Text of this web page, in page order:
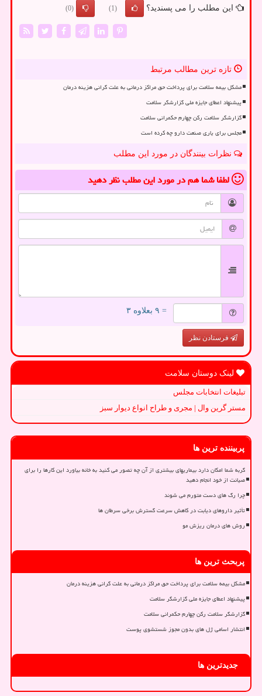
این مطلب را می پسندید؟ (1)
(0)
تازه ترین مطالب مرتبط
مشکل بیمه سلامت برای پرداخت حق مراکز درمانی به علت گرانی هزینه درمان
پیشنهاد اعطای جایزه ملی گزارشگر سلامت
گزارشگر سلامت رکن چهارم حکمرانی سلامت
مجلس برای یاری صنعت دارو چه کرده است
نظرات بینندگان در مورد این مطلب
لطفا شما همدر مورد این مطلبنظر دهید
= ۹ بعلاوه ۳
فرستادن نظر
لینک دوستان سلامت
تبلیغات انتخابات مجلس
مستر گرین وال | مجری و طراح انواع دیوار سبز
پربیننده ترین ها
گربه شما امکان دارد بیماریهای بیشتری از آن چه تصور می کنید به خانه بیاورد این کارها را برای
صیانت از خود انجام دهید
چرا رگ های دست متورم می شوند
تأثیر داروهای دیابت در کاهش سرعت گسترش برخی سرطان ها
روش های درمان ریزش مو
پربحث ترین ها
مشکل بیمه سلامت برای پرداخت حق مراکز درمانی به علت گرانی هزینه درمان
پیشنهاد اعطای جایزه ملی گزارشگر سلامت
گزارشگر سلامت رکن چهارم حکمرانی سلامت
انتشار اسامی ژل های بدون مجوز شستشوی پوست
جدیدترین ها